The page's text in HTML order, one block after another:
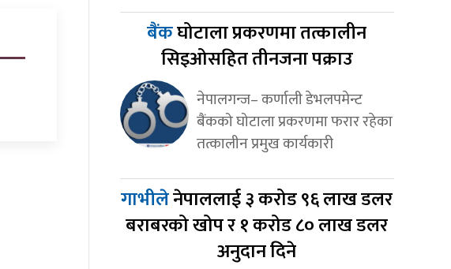
बैंकघोटाला प्रकरणमा तत्कालीन
सिइओसहित तीनजना पक्राउ
नेपालगन्ज– कर्णाली डेभलपमेन्ट
बैंकको घोटाला प्रकरणमा फरार रहेका
तत्कालीन प्रमुख कार्यकारी
गाभीलेनेपाललाई ३ करोड ९६ लाख डलर
बराबरको खोप र १ करोड ८० लाख डलर
अनुदान दिने